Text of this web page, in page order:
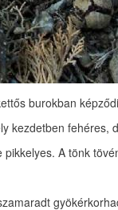
burokban
kezdetben
A tönk